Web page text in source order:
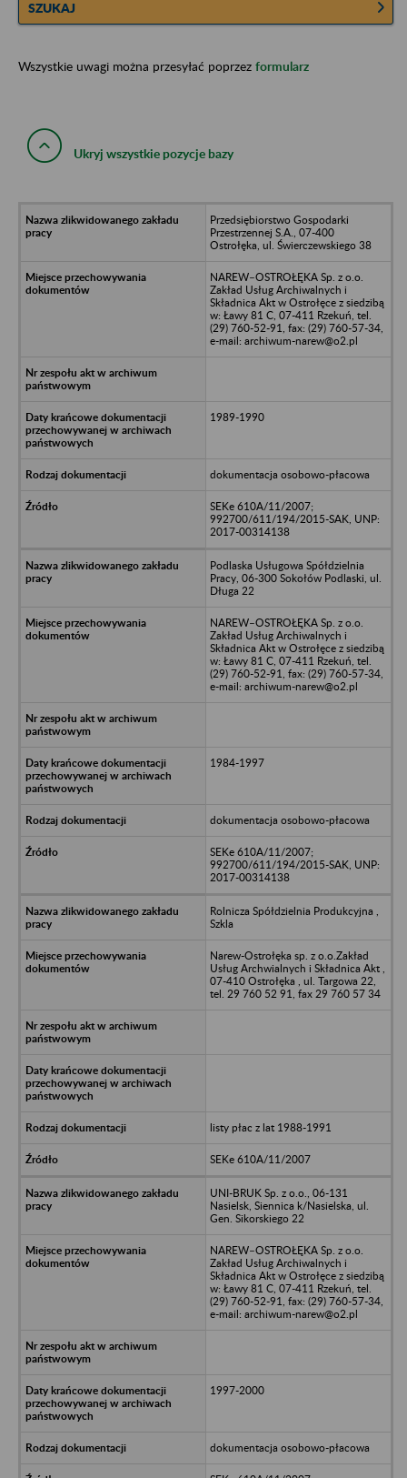
SZUKAJ
Wszystkie uwagi można przesyłać poprzez formularz
Ukryj wszystkie pozycje bazy
Przedsiębiorstwo Gospodarki
Przestrzennej S.A., 07-400
Ostrołęka, ul. Świerczewskiego 38
NAREW–OSTROŁĘKA Sp. z o.o.
Zakład Usług Archiwalnych i
Składnica Akt w Ostrołęce z siedzibą
w: Ławy 81 C, 07-411 Rzekuń, tel.
(29) 760-52-91, fax: (29) 760-57-34,
e-mail: archiwum-narew@o2.pl
1989-1990
dokumentacja osobowo-płacowa
SEKe 610A/11/2007;
992700/611/194/2015-SAK, UNP:
2017-00314138
Podlaska Usługowa Spółdzielnia
Pracy, 06-300 Sokołów Podlaski, ul.
Długa 22
NAREW–OSTROŁĘKA Sp. z o.o.
Zakład Usług Archiwalnych i
Składnica Akt w Ostrołęce z siedzibą
w: Ławy 81 C, 07-411 Rzekuń, tel.
(29) 760-52-91, fax: (29) 760-57-34,
e-mail: archiwum-narew@o2.pl
1984-1997
dokumentacja osobowo-płacowa
SEKe 610A/11/2007;
992700/611/194/2015-SAK, UNP:
2017-00314138
Rolnicza Spółdzielnia Produkcyjna ,
Szkla
Narew-Ostrołęka sp. z o.o.Zakład
Usług Archwialnych i Składnica Akt ,
07-410 Ostrołęka , ul. Targowa 22,
tel. 29 760 52 91, fax 29 760 57 34
listy płac z lat 1988-1991
SEKe 610A/11/2007
UNI-BRUK Sp. z o.o., 06-131
Nasielsk, Siennica k/Nasielska, ul.
Gen. Sikorskiego 22
NAREW–OSTROŁĘKA Sp. z o.o.
Zakład Usług Archiwalnych i
Składnica Akt w Ostrołęce z siedzibą
w: Ławy 81 C, 07-411 Rzekuń, tel.
(29) 760-52-91, fax: (29) 760-57-34,
e-mail: archiwum-narew@o2.pl
1997-2000
dokumentacja osobowo-płacowa